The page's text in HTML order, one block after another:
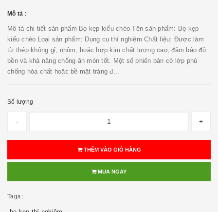
Mô tả :
Mô tả chi tiết sản phẩm Bọ kẹp kiểu chéo Tên sản phẩm: Bọ kẹp
kiểu chéo Loại sản phẩm: Dụng cụ thí nghiệm Chất liệu: Được làm
từ thép không gỉ, nhôm, hoặc hợp kim chất lượng cao, đảm bảo độ
bền và khả năng chống ăn mòn tốt. Một số phiên bản có lớp phủ
chống hóa chất hoặc bề mặt tráng đ...
Số lượng
- +
THÊM VÀO GIỎ HÀNG
MUA NGAY
Tags :